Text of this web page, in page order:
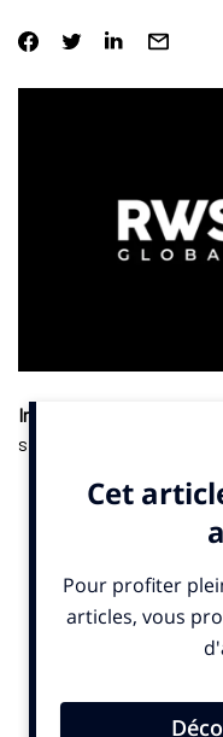
Innovation
spécialisée dans le
(AR) dans les
collaboreront pour créer
permettra aux
augmentée
événements sportifs
monde de natation